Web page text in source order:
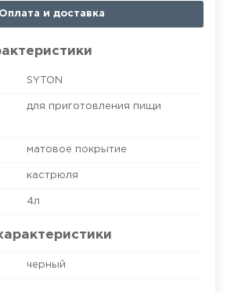
Оплата и доставка
SYTON
для приготовления пищи
матовое покрытие
кастрюля
4л
черный